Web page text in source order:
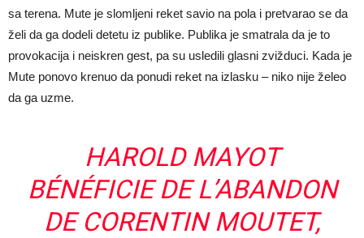
sa terena. Mute je slomljeni reket savio na pola i pretvarao se da
želi da ga dodeli detetu iz publike. Publika je smatrala da je to
provokacija i neiskren gest, pa su usledili glasni zvižduci. Kada je
Mute ponovo krenuo da ponudi reket na izlasku – niko nije želeo
da ga uzme.
HAROLD MAYOT
BÉNÉFICIE DE L’ABANDON
DE CORENTIN MOUTET,